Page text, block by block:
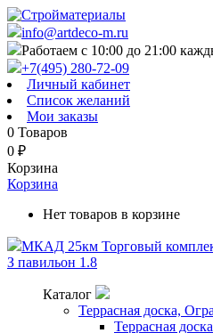
info@artdeco-m.ru
Работаем с 10:00 до 21:00
+7(495) 280-72-09
Личный кабинет
Список желаний
Мои заказы
0 Товаров
0 ₽
Корзина
Корзина
Нет товаров в корзине
МКАД 25км Торговый
З павильон 1.8
Каталог
Террасная доска,
Террасная